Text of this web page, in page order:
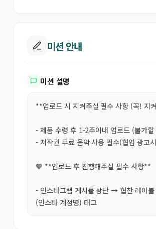
미션 안내
미션 설명
**업로드 시 지켜주실 필수 사항 (꼭! 지
- 제품 수령 후 1-2주이내 업로드 (불가
- 저작권 무료 음악 사용 필수(협업 광고
🧡 **업로드 후 진행해주실 필수 사항**
- 인스타그램 게시물 상단 → 협찬 레이
(인스타 계정명) 태그